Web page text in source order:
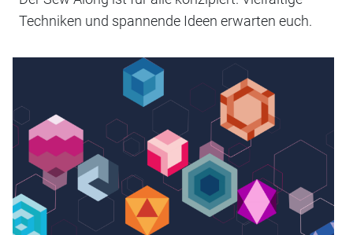
Techniken und spannende Ideen erwarten euch.